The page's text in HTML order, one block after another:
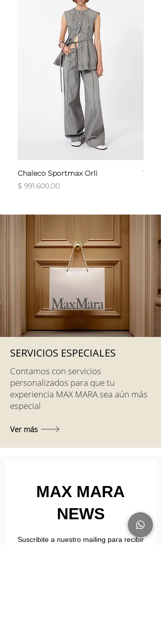
Chaleco Sportmax Orli
Precio
$ 991.600,00
T-
SERVICIOS ESPECIALES
Contamos con servicios
personalizados para que tu
experiencia MAX MARA sea aún más
especial
Ver más